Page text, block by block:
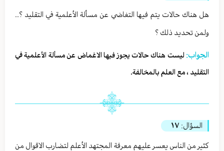
هل هناك حالات يتم فيها التغاضي عن مسألة الأعلمية في التقليد ؟..
ولمن تحديد ذلك ؟
الجواب: ليست هناك حالات يجوز فيها الاغماض عن مسألة الأعلمية في
التقليد ، مع العلم بالمخالفة.
السؤال: ١٧
كثير من الناس يعسر عليهم معرفة المجتهد الأعلم لتضارب الاقوال من